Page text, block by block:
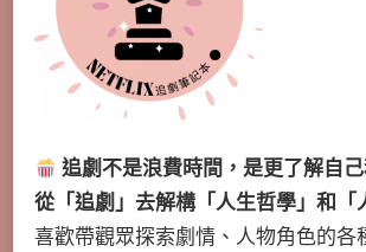
追劇不是浪費時間，是更了解自
從「追劇」去解構「人生哲學」和「
喜歡帶觀眾探索劇情、人物角色的各